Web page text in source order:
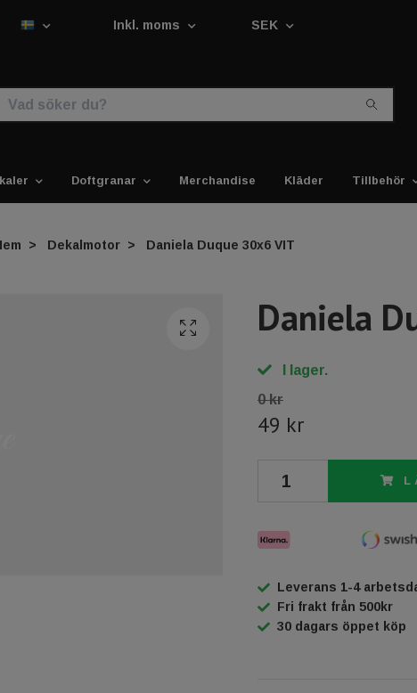
Inkl. moms SEK
Doftgranar Merchandise Kläder Tillbehör
Dekalmotor Daniela Duque 30x6 VIT
Daniela
I lager.
0 kr
49 kr
Leverans 1-4
Fri frakt från 500kr
30 dagars öppet köp